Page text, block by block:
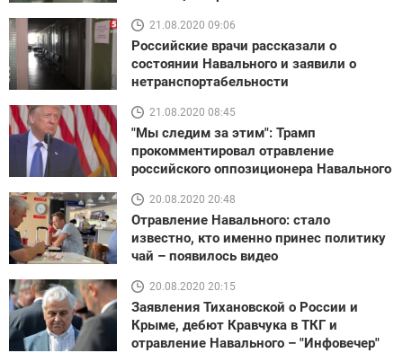
21.08.2020 09:06
Российские врачи рассказали о
состоянии Навального и заявили о
нетранспортабельности
21.08.2020 08:45
"Мы следим за этим": Трамп
прокомментировал отравление
российского оппозиционера Навального
20.08.2020 20:48
Отравление Навального: стало
известно, кто именно принес политику
чай – появилось видео
20.08.2020 20:15
Заявления Тихановской о России и
Крыме, дебют Кравчука в ТКГ и
отравление Навального – "Инфовечер"